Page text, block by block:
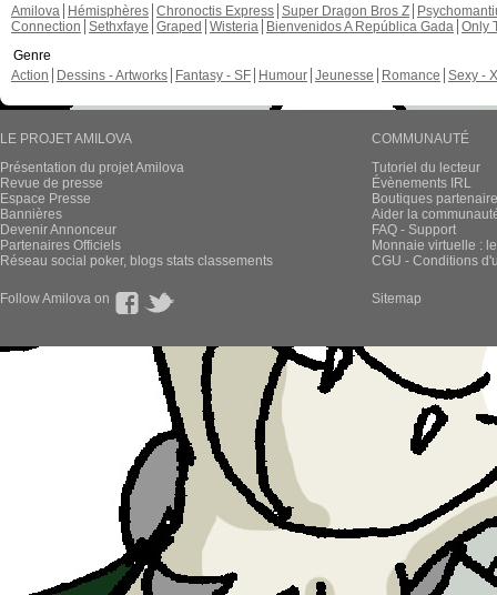
Amilova
Hémisphères Chronoctis Express Super Dragon Bros Z
Connection Sethxfaye Graped Wisteria Bienvenidos A República Gada Only
Genre
Action
Dessins - Artworks Fantasy - SF Humour Jeunesse Romance Sexy -
LE PROJET AMILOVA
Présentation du projet Amilova
Revue de presse
Espace Presse
Bannières
Devenir Annonceur
Partenaires Officiels
Réseau social poker, blogs stats classements
COMMUNAUTÉ
Tutoriel du lecteur
Évènements IRL
Boutiques
Aider la
FAQ - Support
Monnaie virtuelle :
CGU - Conditions
Follow Amilova on Sitemap